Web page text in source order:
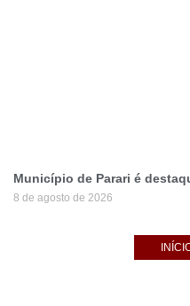
Município de Parari é
8 de agosto de 2026